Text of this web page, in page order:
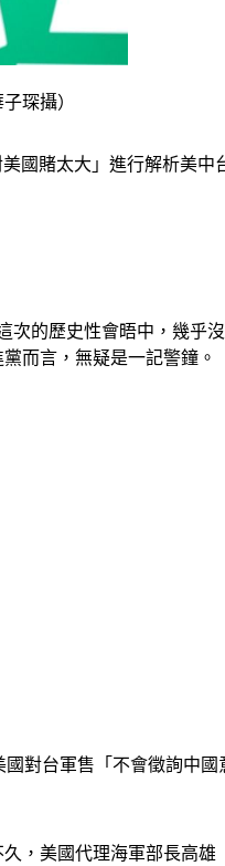
琛攝）
國賭太大」進行解析美
的歷史性會晤中，幾乎
而言，無疑是一記警鐘。
對台軍售「不會徵詢中
美國代理海軍部長高雄